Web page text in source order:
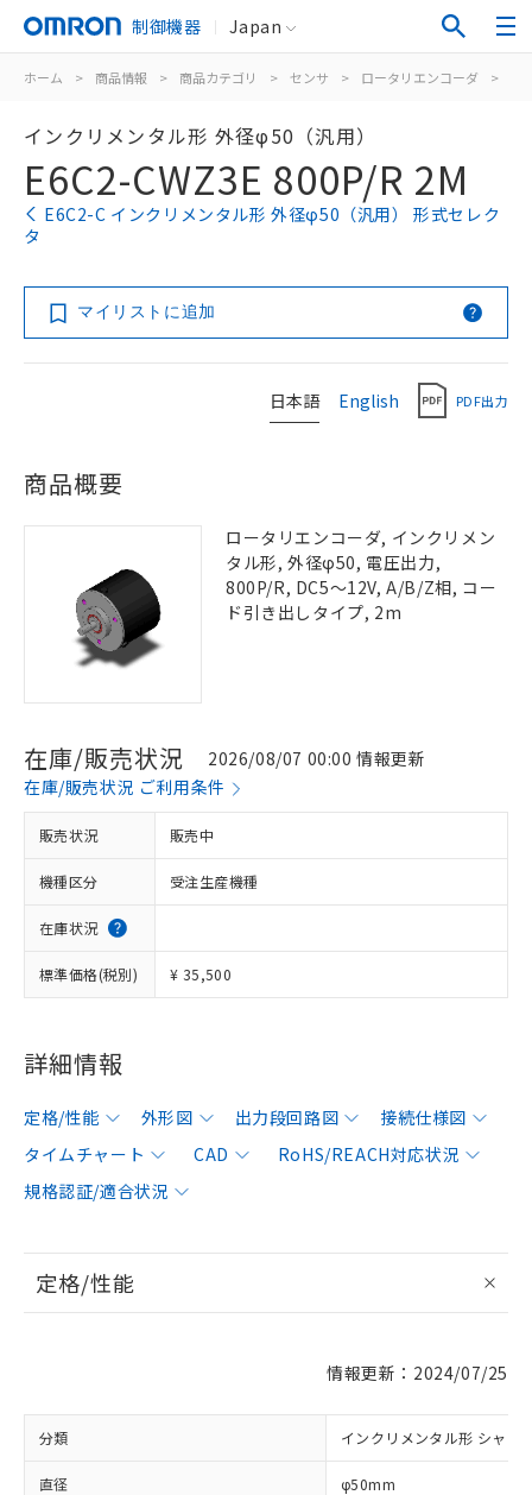
制御機器 Japan
ホーム > 商品情報 > 商品カテゴリ > センサ > ロータリエンコーダ >
インクリメンタル形 外径φ50（汎用）
E6C2-CWZ3E 800P/R 2M
E6C2-C インクリメンタル形 外径φ50（汎用） 形式セレク
タ
マイリストに追加
日本語 English PDF出力
商品概要
ロータリエンコーダ, インクリメン
タル形, 外径φ50, 電圧出力,
800P/R, DC5～12V, A/B/Z相, コー
ド引き出しタイプ, 2m
在庫/販売状況
2026/08/07 00:00 情報更新
在庫/販売状況 ご利用条件
販売状況 販売中
機種区分 受注生産機種
在庫状況
標準価格(税別) ¥ 35,500
詳細情報
定格/性能 外形図 出力段回路図
接続仕様図
タイムチャート
CAD
RoHS/REACH対応状況
規格認証/適合状況
定格/性能
情報更新：2024/07/25
分類 インクリメンタル形 シャフ
直径 φ50mm